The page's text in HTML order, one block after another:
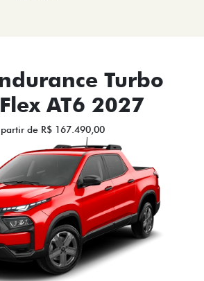
Turbo
AT6 2027
de R$ 167.490,00